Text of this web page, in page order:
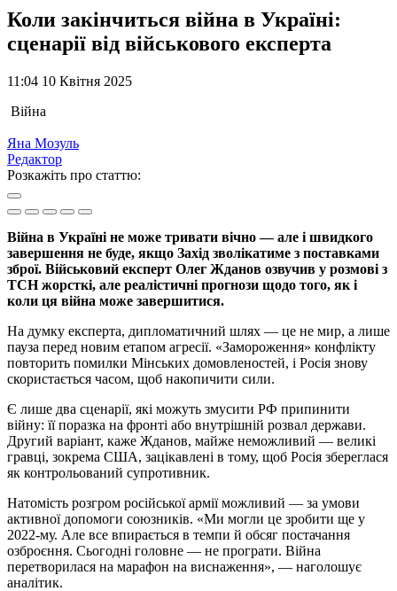
Коли закінчиться війна в Україні:
сценарії від військового експерта
11:04 10 Квітня 2025
Війна
Яна Мозуль
Редактор
Розкажіть про статтю:
Війна в Україні не може тривати вічно — але і швидкого
завершення не буде, якщо Захід зволікатиме з поставками
зброї. Військовий експерт Олег Жданов озвучив у розмові з
ТСН жорсткі, але реалістичні прогнози щодо того, як і
коли ця війна може завершитися.
На думку експерта, дипломатичний шлях — це не мир, а лише
пауза перед новим етапом агресії. «Замороження» конфлікту
повторить помилки Мінських домовленостей, і Росія знову
скористається часом, щоб накопичити сили.
Є лише два сценарії, які можуть змусити РФ припинити
війну: її поразка на фронті або внутрішній розвал держави.
Другий варіант, каже Жданов, майже неможливий — великі
гравці, зокрема США, зацікавлені в тому, щоб Росія збереглася
як контрольований супротивник.
Натомість розгром російської армії можливий — за умови
активної допомоги союзників. «Ми могли це зробити ще у
2022-му. Але все впирається в темпи й обсяг постачання
озброєння. Сьогодні головне — не програти. Війна
перетворилася на марафон на виснаження», — наголошує
аналітик.